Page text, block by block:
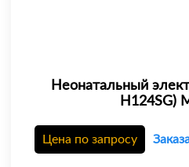
Неонатальный
H124SG)
Цена по запросу